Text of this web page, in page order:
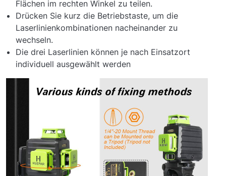
Flächen im rechten Winkel zu teilen.
Drücken Sie kurz die Betriebstaste, um die
Laserlinienkombinationen nacheinander zu
wechseln.
Die drei Laserlinien können je nach Einsatzort
individuell ausgewählt werden